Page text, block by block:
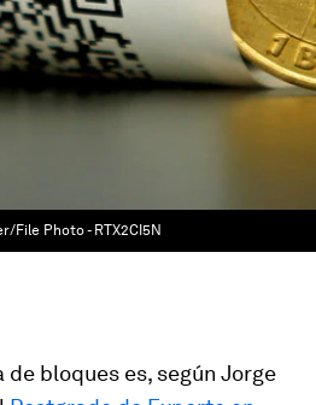
File Photo - RTX2CI5N
de bloques es, según Jorge